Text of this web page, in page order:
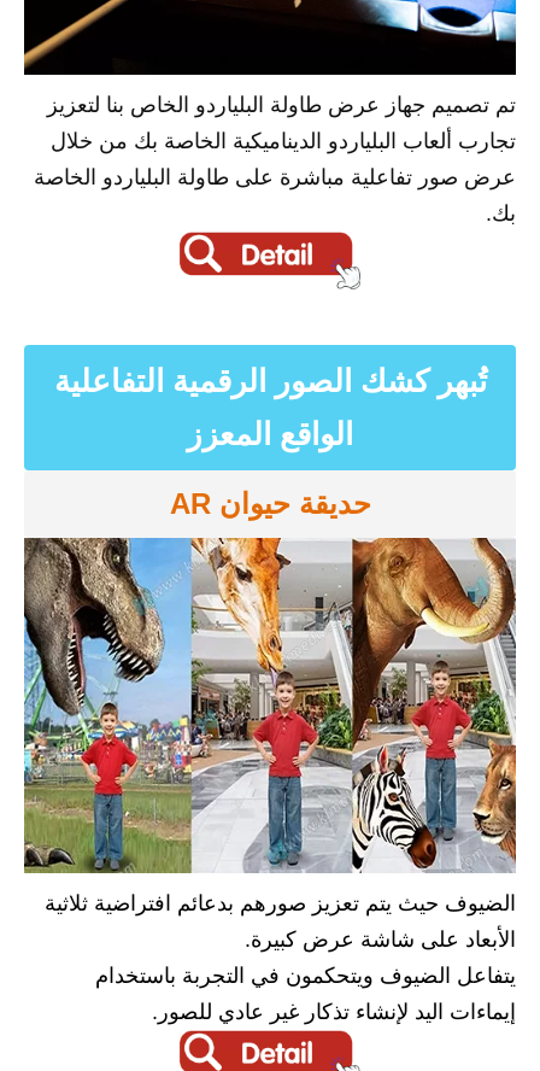
تم تصميم جهاز عرض طاولة البلياردو الخاص بنا لتعزيز
تجارب ألعاب البلياردو الديناميكية الخاصة بك من خلال
عرض صور تفاعلية مباشرة على طاولة البلياردو الخاصة
بك.
تُبهر كشك الصور الرقمية التفاعلية
الواقع المعزز
حديقة حيوان AR
الضيوف حيث يتم تعزيز صورهم بدعائم افتراضية ثلاثية
الأبعاد على شاشة عرض كبيرة.
يتفاعل الضيوف ويتحكمون في التجربة باستخدام
إيماءات اليد لإنشاء تذكار غير عادي للصور.